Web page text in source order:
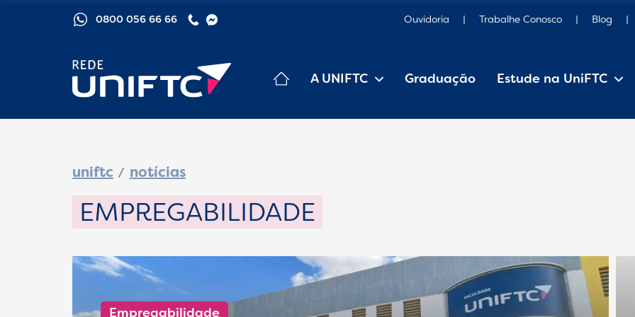
0800 056 66 66 Ouvidoria Trabalhe Conosco Blog
A UNIFTC Graduação Estude na UniFTC
uniftc notícias
EMPREGABILIDADE
Empregabilidade